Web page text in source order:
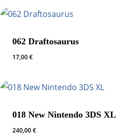
062 Draftosaurus
17,00€
018 New Nintendo 3DS XL
240,00€